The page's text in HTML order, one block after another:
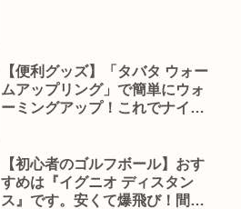
【便利グッズ】「タバタ ウォー
ムアップリング」で簡単にウォ
ーミングアップ！これでナイス
【初心者のゴルフボール】おす
すめは『イグニオ ディスタン
ス』です。安くて爆飛び！間違